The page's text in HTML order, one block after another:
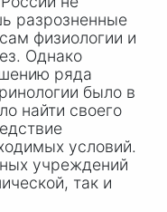
разрозненные
физиологии и
Однако
ряда
было в
найти своего
условий.
учреждений
так и